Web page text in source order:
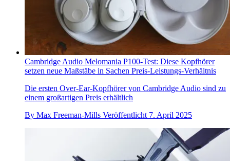
Cambridge Audio Melomania P100-Test: Diese Kopfhörer
setzen neue Maßstäbe in Sachen Preis-Leistungs-Verhältnis
Die ersten Over-Ear-Kopfhörer von Cambridge Audio sind zu
einem großartigen Preis erhältlich
By Max Freeman-Mills Veröffentlicht 7. April 2025